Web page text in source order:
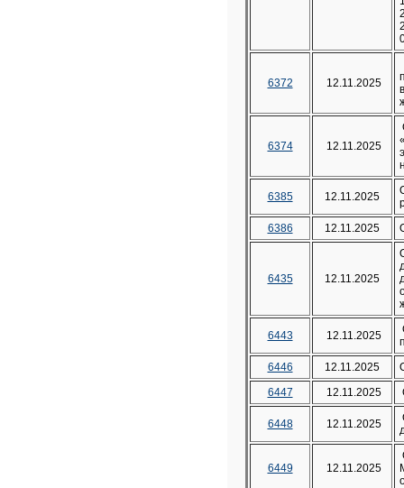
6372 12.11.2025
6374 12.11.2025
6385 12.11.2025
6386
12.11.2025
6435 12.11.2025
6443 12.11.2025
6446
12.11.2025
6447
12.11.2025
6448 12.11.2025
6449 12.11.2025